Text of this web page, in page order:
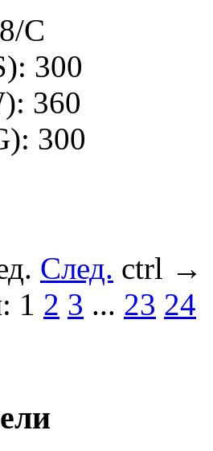
C
300
360
300
След. ctrl →
1 2 3 ... 23 24